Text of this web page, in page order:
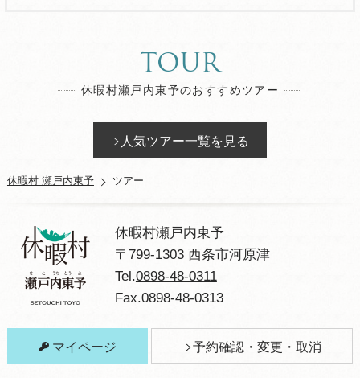
TOUR
休暇村瀬戸内東予のおすすめツアー
人気ツアー一覧を見る
休暇村 瀬戸内東予 ツアー
休暇村瀬戸内東予
〒799-1303 西条市河原津
Tel.0898-48-0311
Fax.0898-48-0313
マイページ 予約確認・変更・取消